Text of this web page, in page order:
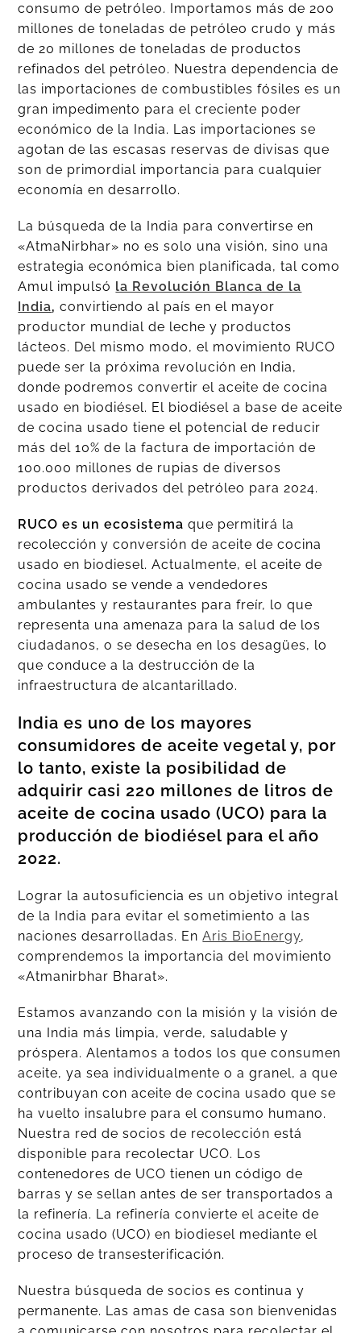
consumo de petróleo. Importamos más de 200
millones de toneladas de petróleo crudo y más
de 20 millones de toneladas de productos
refinados del petróleo. Nuestra dependencia de
las importaciones de combustibles fósiles es un
gran impedimento para el creciente poder
económico de la India. Las importaciones se
agotan de las escasas reservas de divisas que
son de primordial importancia para cualquier
economía en desarrollo.
La búsqueda de la India para convertirse en
«AtmaNirbhar» no es solo una visión, sino una
estrategia económica bien planificada, tal como
Amul impulsó la Revolución Blanca de la
India, convirtiendo al país en el mayor
productor mundial de leche y productos
lácteos. Del mismo modo, el movimiento RUCO
puede ser la próxima revolución en India,
donde podremos convertir el aceite de cocina
usado en biodiésel. El biodiésel a base de aceite
de cocina usado tiene el potencial de reducir
más del 10% de la factura de importación de
100.000 millones de rupias de diversos
productos derivados del petróleo para 2024.
RUCO es un ecosistemaque permitirá la
recolección y conversión de aceite de cocina
usado en biodiesel. Actualmente, el aceite de
cocina usado se vende a vendedores
ambulantes y restaurantes para freír, lo que
representa una amenaza para la salud de los
ciudadanos, o se desecha en los desagües, lo
que conduce a la destrucción de la
infraestructura de alcantarillado.
India es uno de los mayores
consumidores de aceite vegetal y, por
lo tanto, existe la posibilidad de
adquirir casi 220 millones de litros de
aceite de cocina usado (UCO) para la
producción de biodiésel para el año
2022.
Lograr la autosuficiencia es un objetivo integral
de la India para evitar el sometimiento a las
naciones desarrolladas. EnAris BioEnergy,
comprendemos la importancia del movimiento
«Atmanirbhar Bharat».
Estamos avanzando con la misión y la visión de
una India más limpia, verde, saludable y
próspera. Alentamos a todos los que consumen
aceite, ya sea individualmente o a granel, a que
contribuyan con aceite de cocina usado que se
ha vuelto insalubre para el consumo humano.
Nuestra red de socios de recolección está
disponible para recolectar UCO. Los
contenedores de UCO tienen un código de
barras y se sellan antes de ser transportados a
la refinería. La refinería convierte el aceite de
cocina usado (UCO) en biodiesel mediante el
proceso de transesterificación.
Nuestra búsqueda de socios es continua y
permanente. Las amas de casa son bienvenidas